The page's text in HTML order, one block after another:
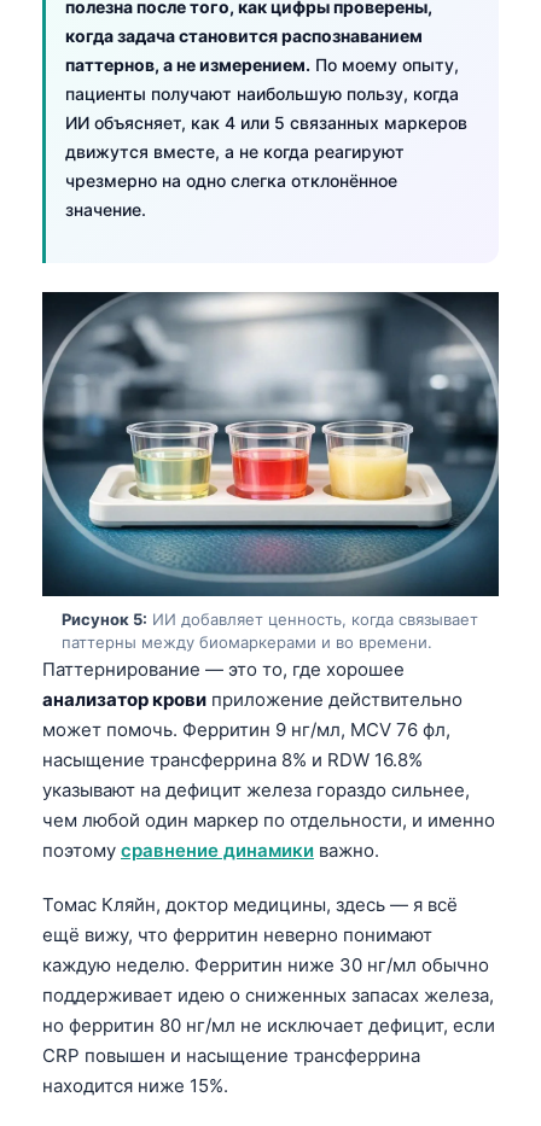
полезна после того, как цифры проверены,
когда задача становится распознаванием
паттернов, а не измерением. По моему опыту,
пациенты получают наибольшую пользу, когда
ИИ объясняет, как 4 или 5 связанных маркеров
движутся вместе, а не когда реагируют
чрезмерно на одно слегка отклонённое
значение.
Рисунок 5: ИИ добавляет ценность, когда связывает
паттерны между биомаркерами и во времени.
Паттернирование — это то, где хорошее
анализатор крови приложение действительно
может помочь. Ферритин 9 нг/мл, MCV 76 фл,
насыщение трансферрина 8% и RDW 16.8%
указывают на дефицит железа гораздо сильнее,
чем любой один маркер по отдельности, и именно
поэтому сравнение динамики важно.
Томас Кляйн, доктор медицины, здесь — я всё
ещё вижу, что ферритин неверно понимают
каждую неделю. Ферритин ниже 30 нг/мл обычно
поддерживает идею о сниженных запасах железа,
но ферритин 80 нг/мл не исключает дефицит, если
CRP повышен и насыщение трансферрина
находится ниже 15%.
Ślōnskŏ gŏdka
Norsk bokmål